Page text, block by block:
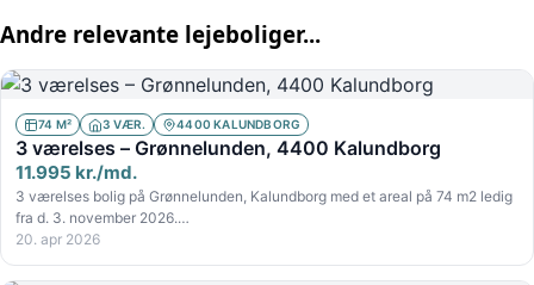
Andre relevante lejeboliger...
74 M² 3 VÆR. 4400 KALUNDBORG
3 værelses – Grønnelunden, 4400 Kalundborg
11.995 kr./md.
3 værelses bolig på Grønnelunden, Kalundborg med et areal på 74 m2 ledig
fra d. 3. november 2026.…
20. apr 2026